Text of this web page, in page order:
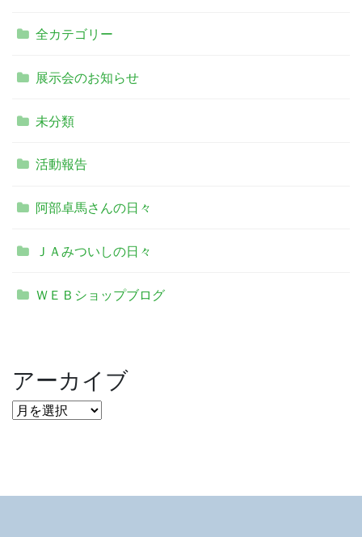
全カテゴリー
展示会のお知らせ
未分類
活動報告
阿部卓馬さんの日々
ＪＡみついしの日々
ＷＥＢショップブログ
アーカイブ
ア